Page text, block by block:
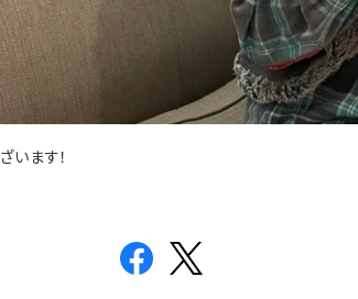
います！